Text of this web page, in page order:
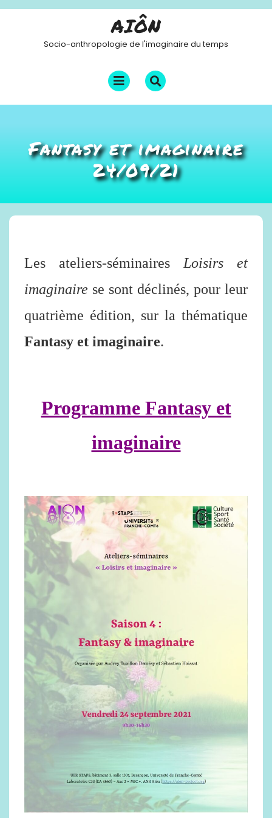
Skip
AIÔN
Socio-anthropologie de l'imaginaire du temps
Open
Menu
Fantasy et imaginaire
24/09/21
Les ateliers-séminaires Loisirs et
imaginaire se sont déclinés, pour leur
quatrième édition, sur la thématique
Fantasy et imaginaire.
Programme Fantasy et
imaginaire